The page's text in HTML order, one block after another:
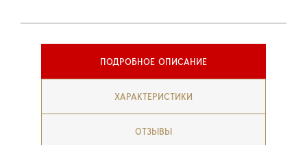
ПОДРОБНОЕ ОПИСАНИЕ
ХАРАКТЕРИСТИКИ
ОТЗЫВЫ